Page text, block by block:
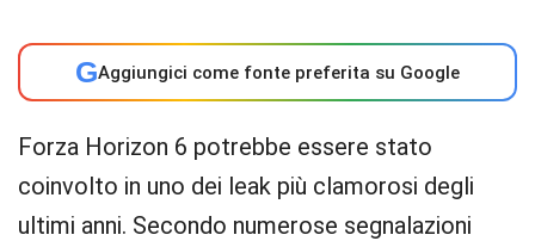
GAggiungici come fonte preferita su Google
Forza Horizon 6 potrebbe essere stato
coinvolto in uno dei leak più clamorosi degli
ultimi anni. Secondo numerose segnalazioni